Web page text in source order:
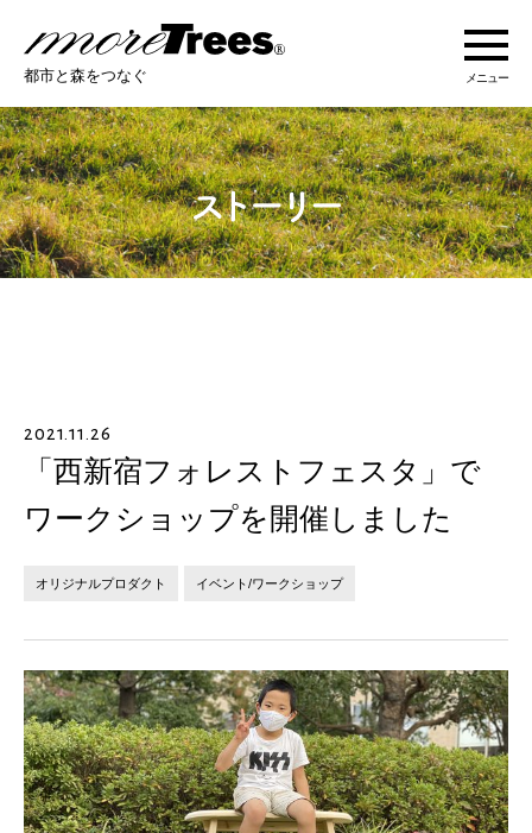
more trees
都市と森をつなぐ メニュー
more treesについて
活動紹介
あなたにできること
お問い合わせ
JP EN
2021.11.26
「西新宿フォレストフェスタ」で
ワークショップを開催しました
オリジナルプロダクト イベント/ワークショップ